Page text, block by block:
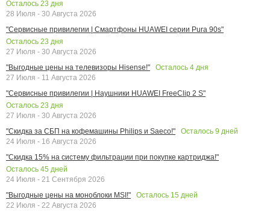
Осталось 23 дня
28 Июля - 30 Августа 2026
"Сервисные привилегии | Смартфоны HUAWEI серии Pura 90s"
Осталось 23 дня
27 Июля - 30 Августа 2026
"Выгодные цены на телевизоры Hisense!"
Осталось 4 дня
27 Июля - 11 Августа 2026
"Сервисные привилегии | Наушники HUAWEI FreeClip 2 S"
Осталось 23 дня
27 Июля - 30 Августа 2026
"Скидка за СБП на кофемашины Philips и Saeco!"
Осталось 9 дней
24 Июля - 16 Августа 2026
"Скидка 15% на систему фильтрации при покупке картриджа!"
Осталось 45 дней
24 Июля - 21 Сентября 2026
"Выгодные цены на моноблоки MSI!"
Осталось 15 дней
22 Июля - 22 Августа 2026